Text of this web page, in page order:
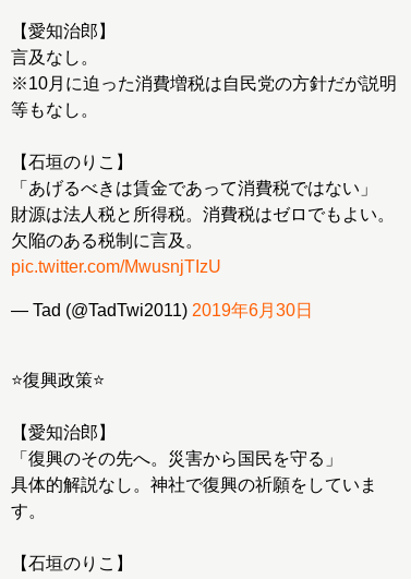
【愛知治郎】
言及なし。
※10月に迫った消費増税は自民党の方針だが説明
等もなし。
【石垣のりこ】
「あげるべきは賃金であって消費税ではない」
財源は法人税と所得税。消費税はゼロでもよい。
欠陥のある税制に言及。
pic.twitter.com/MwusnjTIzU
— Tad (@TadTwi2011) 2019年6月30日
⭐復興政策⭐
【愛知治郎】
「復興のその先へ。災害から国民を守る」
具体的解説なし。神社で復興の祈願をしていま
す。
【石垣のりこ】